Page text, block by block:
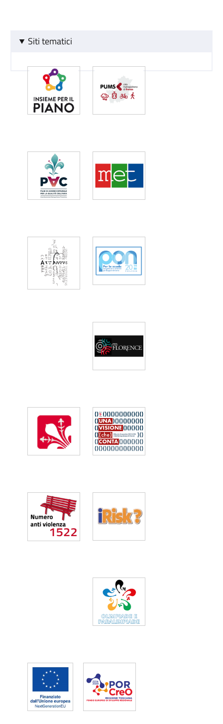
Siti tematici